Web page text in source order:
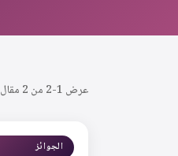
عرض 1-2 من 2 مقال
الجوائز